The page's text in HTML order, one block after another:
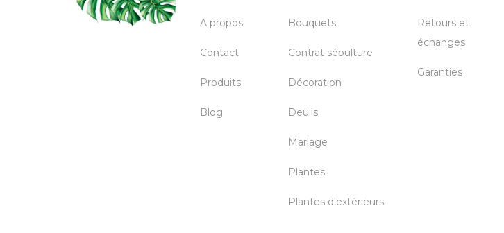
A propos
Contact
Produits
Blog
Bouquets
Contrat sépulture
Décoration
Deuils
Mariage
Plantes
Plantes d'extérieurs
Retours et
échanges
Garanties